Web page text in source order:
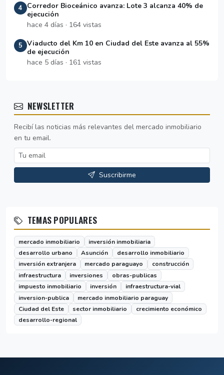
4
Corredor Bioceánico avanza: Lote 3 alcanza 40% de
ejecución
hace 4 días · 164 vistas
5 Viaducto del Km 10 en Ciudad del Este avanza al 55%
de ejecución
hace 5 días · 161 vistas
NEWSLETTER
Recibí las noticias más relevantes del mercado inmobiliario
en tu email.
Suscribirme
TEMAS POPULARES
mercado inmobiliario
inversión inmobiliaria
desarrollo urbano
Asunción
desarrollo inmobiliario
inversión extranjera
mercado paraguayo
construcción
infraestructura
inversiones
obras-publicas
impuesto inmobiliario
inversión
infraestructura-vial
inversion-publica
mercado inmobiliario paraguay
Ciudad del Este
sector inmobiliario
crecimiento económico
desarrollo-regional